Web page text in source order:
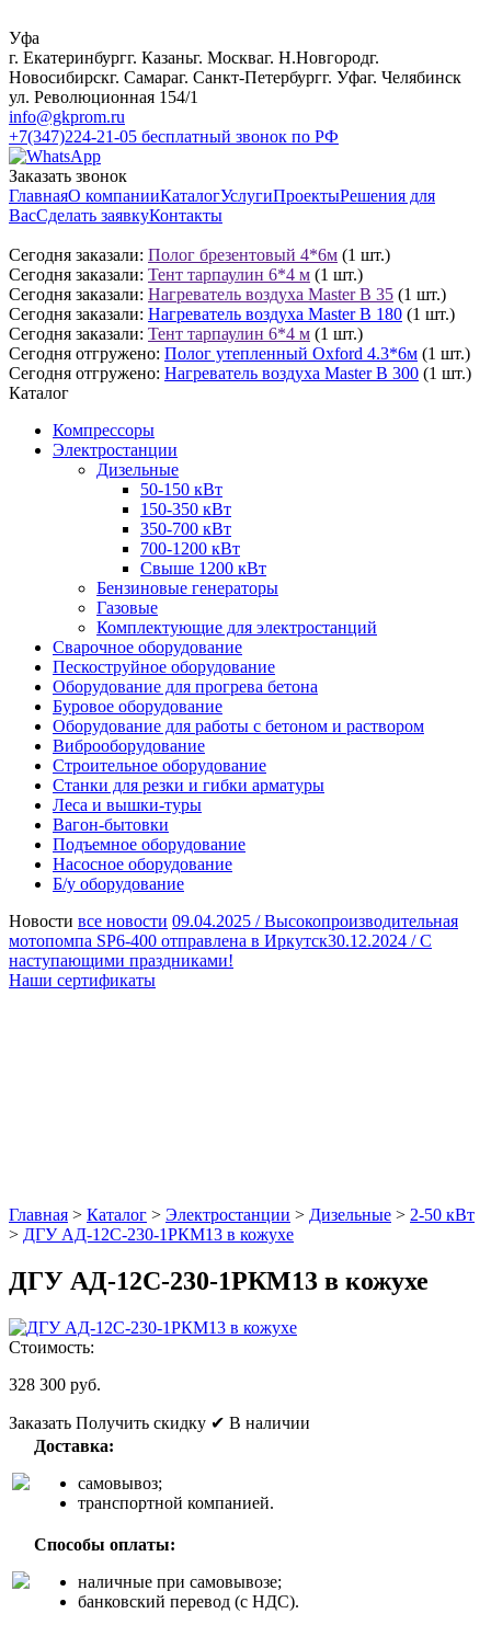
Уфа
г. Екатеринбургг. Казаньг. Москваг. Н.Новгородг.
Новосибирскг. Самараг. Санкт-Петербургг. Уфаг. Челябинск
ул. Революционная 154/1
info@gkprom.ru
+7(347)224-21-05 бесплатный звонок по РФ
Заказать звонок
ГлавнаяО компанииКаталогУслугиПроектыРешения для
ВасСделать заявкуКонтакты
Сегодня заказали: Полог брезентовый 4*6м (1 шт.)
Сегодня заказали: Тент тарпаулин 6*4 м (1 шт.)
Сегодня заказали: Нагреватель воздуха Master B 35 (1 шт.)
Сегодня заказали: Нагреватель воздуха Master B 180 (1 шт.)
Сегодня заказали: Тент тарпаулин 6*4 м (1 шт.)
Сегодня отгружено: Полог утепленный Oxford 4.3*6м (1 шт.)
Сегодня отгружено: Нагреватель воздуха Master B 300 (1 шт.)
Каталог
Компрессоры
Электростанции
Дизельные
50-150 кВт
150-350 кВт
350-700 кВт
700-1200 кВт
Свыше 1200 кВт
Бензиновые генераторы
Газовые
Комплектующие для электростанций
Сварочное оборудование
Пескоструйное оборудование
Оборудование для прогрева бетона
Буровое оборудование
Оборудование для работы с бетоном и раствором
Виброоборудование
Строительное оборудование
Станки для резки и гибки арматуры
Леса и вышки-туры
Вагон-бытовки
Подъемное оборудование
Насосное оборудование
Б/у оборудование
Новости все новости 09.04.2025 /Высокопроизводительная
мотопомпа SP6-400 отправлена в Иркутск30.12.2024 /С
наступающими праздниками!
Наши сертификаты
Главная > Каталог > Электростанции > Дизельные > 2-50 кВт
> ДГУ АД-12С-230-1РКМ13 в кожухе
ДГУ АД-12С-230-1РКМ13 в кожухе
Стоимость:
328 300 руб.
Заказать Получить скидку ✔ В наличии
Доставка:
самовывоз;
транспортной компанией.
Способы оплаты:
наличные при самовывозе;
банковский перевод (с НДС).